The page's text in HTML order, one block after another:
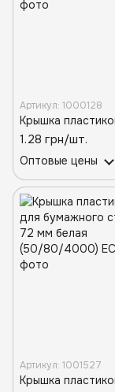
Артикул: 1000128
1.28 грн/шт.
Оптовые цены
Артикул: 1001527